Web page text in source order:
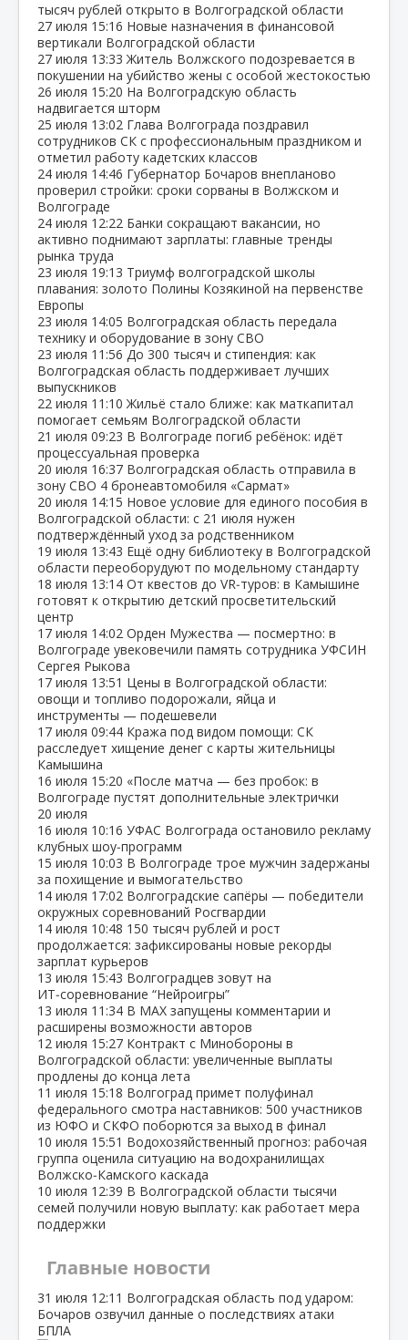
тысяч рублей открыто в Волгоградской области
27 июля 15:16 Новые назначения в финансовой
вертикали Волгоградской области
27 июля 13:33 Житель Волжского подозревается в
покушении на убийство жены с особой жестокостью
26 июля 15:20 На Волгоградскую область
надвигается шторм
25 июля 13:02 Глава Волгограда поздравил
сотрудников СК с профессиональным праздником и
отметил работу кадетских классов
24 июля 14:46 Губернатор Бочаров внепланово
проверил стройки: сроки сорваны в Волжском и
Волгограде
24 июля 12:22 Банки сокращают вакансии, но
активно поднимают зарплаты: главные тренды
рынка труда
23 июля 19:13 Триумф волгоградской школы
плавания: золото Полины Козякиной на первенстве
Европы
23 июля 14:05 Волгоградская область передала
технику и оборудование в зону СВО
23 июля 11:56 До 300 тысяч и стипендия: как
Волгоградская область поддерживает лучших
выпускников
22 июля 11:10 Жильё стало ближе: как маткапитал
помогает семьям Волгоградской области
21 июля 09:23 В Волгограде погиб ребёнок: идёт
процессуальная проверка
20 июля 16:37 Волгоградская область отправила в
зону СВО 4 бронеавтомобиля «Сармат»
20 июля 14:15 Новое условие для единого пособия в
Волгоградской области: с 21 июля нужен
подтверждённый уход за родственником
19 июля 13:43 Ещё одну библиотеку в Волгоградской
области переоборудуют по модельному стандарту
18 июля 13:14 От квестов до VR‑туров: в Камышине
готовят к открытию детский просветительский
центр
17 июля 14:02 Орден Мужества — посмертно: в
Волгограде увековечили память сотрудника УФСИН
Сергея Рыкова
17 июля 13:51 Цены в Волгоградской области:
овощи и топливо подорожали, яйца и
инструменты — подешевели
17 июля 09:44 Кража под видом помощи: СК
расследует хищение денег с карты жительницы
Камышина
16 июля 15:20 «После матча — без пробок: в
Волгограде пустят дополнительные электрички
20 июля
16 июля 10:16 УФАС Волгограда остановило рекламу
клубных шоу‑программ
15 июля 10:03 В Волгограде трое мужчин задержаны
за похищение и вымогательство
14 июля 17:02 Волгоградские сапёры — победители
окружных соревнований Росгвардии
14 июля 10:48 150 тысяч рублей и рост
продолжается: зафиксированы новые рекорды
зарплат курьеров
13 июля 15:43 Волгоградцев зовут на
ИТ‑соревнование “Нейроигры”
13 июля 11:34 В МАХ запущены комментарии и
расширены возможности авторов
12 июля 15:27 Контракт с Минобороны в
Волгоградской области: увеличенные выплаты
продлены до конца лета
11 июля 15:18 Волгоград примет полуфинал
федерального смотра наставников: 500 участников
из ЮФО и СКФО поборются за выход в финал
10 июля 15:51 Водохозяйственный прогноз: рабочая
группа оценила ситуацию на водохранилищах
Волжско‑Камского каскада
10 июля 12:39 В Волгоградской области тысячи
семей получили новую выплату: как работает мера
поддержки
Главные новости
31 июля 12:11 Волгоградская область под ударом:
Бочаров озвучил данные о последствиях атаки
БПЛА